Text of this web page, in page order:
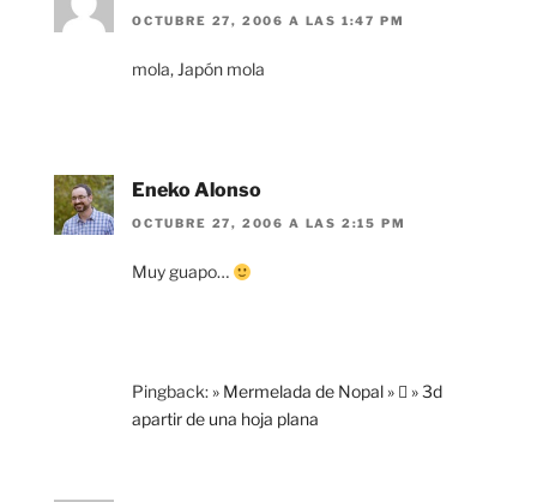
OCTUBRE 27, 2006 A LAS 1:47 PM
mola, Japón mola
Eneko Alonso
OCTUBRE 27, 2006 A LAS 2:15 PM
Muy guapo…
Pingback: » Mermelada de Nopal »  » 3d
apartir de una hoja plana